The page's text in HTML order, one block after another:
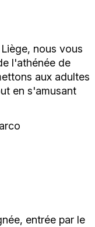
nous vous
l'athénée de
aux adultes
en s'amusant
entrée par le